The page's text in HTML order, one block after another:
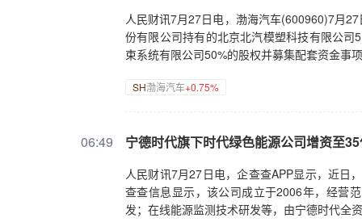
人民财讯7月27日电，渤海汽车(600960)7月
份有限公司持有的北京北汽模塑科技有限公
束系统有限公司50%的股权并募集配套资金事
SH渤海汽车+0.75%
06:49 宁德时代旗下时代绿色能源公司增资至
人民财讯7月27日电，企查查APP显示，近日
查查信息显示，该公司成立于2006年，经营
发；在线能源监测技术研发等，由宁德时代全